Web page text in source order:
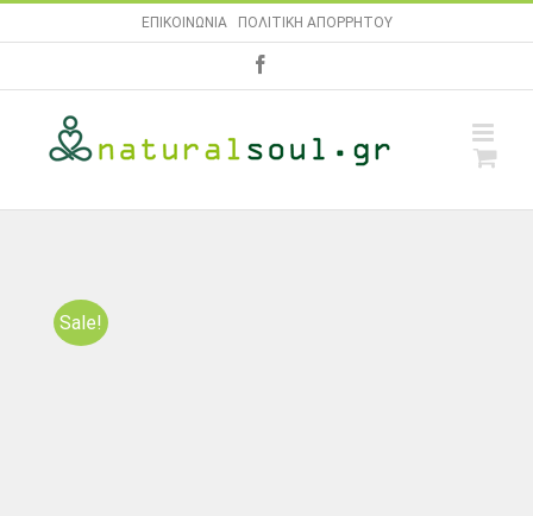
to
ΕΠΙΚΟΙΝΩΝΙΑ| ΠΟΛΙΤΙΚΗ ΑΠΟΡΡΗΤΟΥ
Sale!